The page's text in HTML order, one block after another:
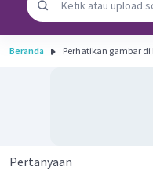
Beranda
Pertanyaan